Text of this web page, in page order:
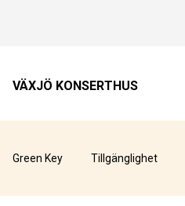
VÄXJÖ KONSERTHUS
Green Key Tillgänglighet